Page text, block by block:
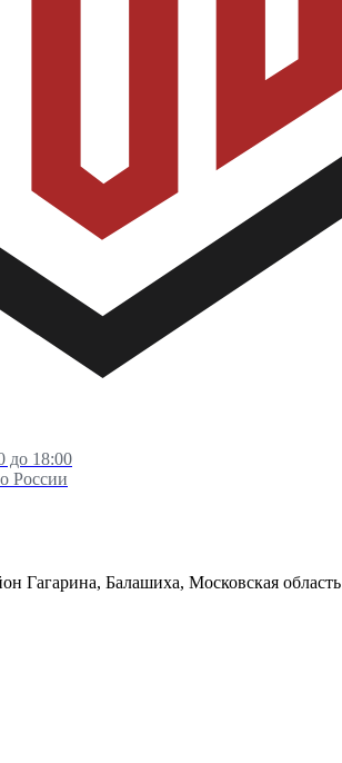
до 18:00
России
Гагарина, Балашиха, Московская область